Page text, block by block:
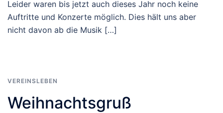
Leider waren bis jetzt auch dieses Jahr noch keine
Auftritte und Konzerte möglich. Dies hält uns aber
nicht davon ab die Musik […]
VEREINSLEBEN
Weihnachtsgruß